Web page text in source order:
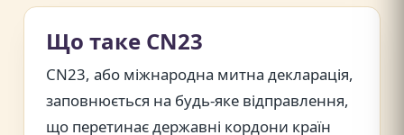
Що таке CN23
CN23, або міжнародна митна декларація,
заповнюється на будь-яке відправлення,
що перетинає державні кордони країн